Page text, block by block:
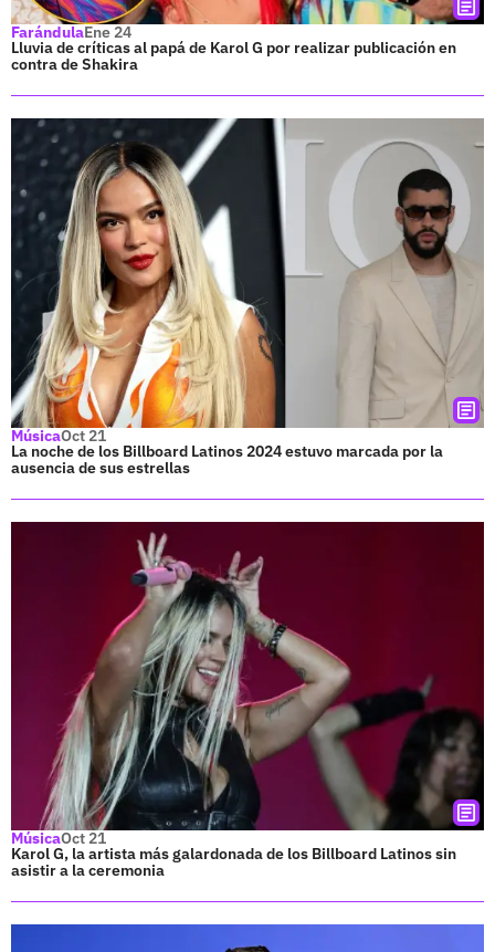
FarándulaEne 24
Lluvia de críticas al papá de Karol G por realizar publicación en
contra de Shakira
MúsicaOct 21
La noche de los Billboard Latinos 2024 estuvo marcada por la
ausencia de sus estrellas
MúsicaOct 21
Karol G, la artista más galardonada de los Billboard Latinos sin
asistir a la ceremonia